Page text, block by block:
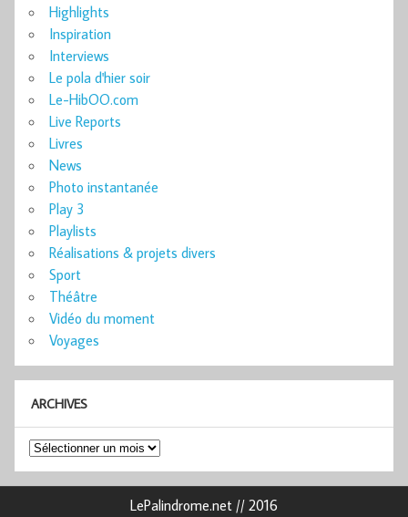
Highlights
Inspiration
Interviews
Le pola d'hier soir
Le-HibOO.com
Live Reports
Livres
News
Photo instantanée
Play 3
Playlists
Réalisations & projets divers
Sport
Théâtre
Vidéo du moment
Voyages
ARCHIVES
Archives
LePalindrome.net // 2016